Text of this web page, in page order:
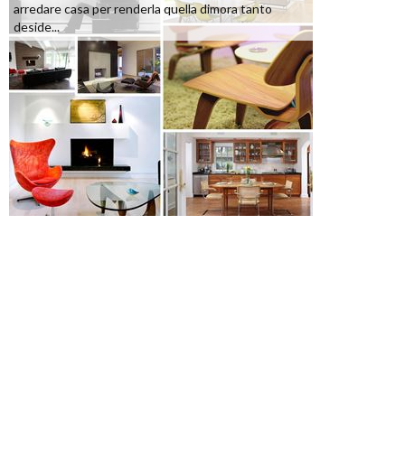
arredare casa per renderla quella dimora tanto
deside...